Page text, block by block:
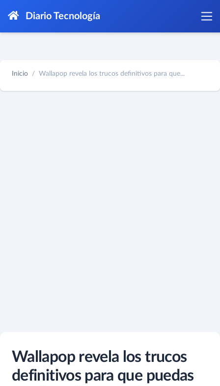
Diario Tecnología
Inicio Wallapop revela los trucos definitivos para que...
Wallapop revela los trucos
definitivos para que puedas